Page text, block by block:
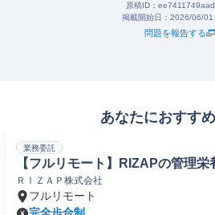
原稿ID：
掲載開始日： 2026/06/01
問題を報告する
あなたにおすす
業務委託
【フルリモート】RIZAPの管理栄
ＲＩＺＡＰ株式会社
フルリモート